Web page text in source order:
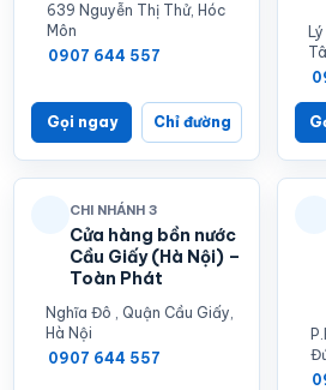
639 Nguyễn Thị Thử, Hóc
Môn
0907 644 557
Gọi ngay Chỉ đường
CHI NHÁNH 3
Cửa hàng bồn nước
Cầu Giấy (Hà Nội) –
Toàn Phát
Nghĩa Đô , Quận Cầu Giấy,
Hà Nội
0907 644 557